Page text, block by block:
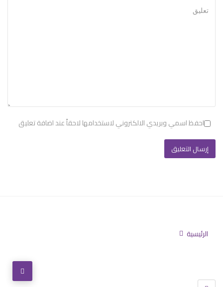
احفظ اسمي وبريدي الالكتروني لاستخدامها لاحقاً عند اضافة تعليق
الرئيسية